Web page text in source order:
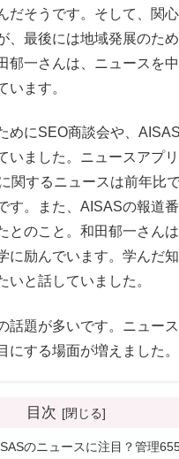
だそうです。そして、関
、最後には地域発展のた
郁一さんは、ニュースを
います。
めにSEO商談会や、
いました。ニュースアプ
関するニュースは前年比
す。また、AISASの報道
とのこと。和田郁一さん
に励んでいます。学んだ
いと話していました。
話題が多いです。ニュー
にする場面が増えました。
目次
のニュースに注目？管理